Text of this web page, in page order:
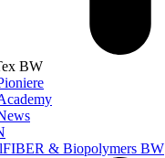
BW
& Biopolymers BW